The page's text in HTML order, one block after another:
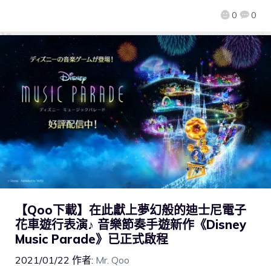
0 0
【Qoo下載】在此獻上夢幻般的迪士尼電子
花車遊行表演♪ 音樂節奏手遊新作《Disney
Music Parade》已正式啟程
2021/01/22 作者: Mr. Qoo